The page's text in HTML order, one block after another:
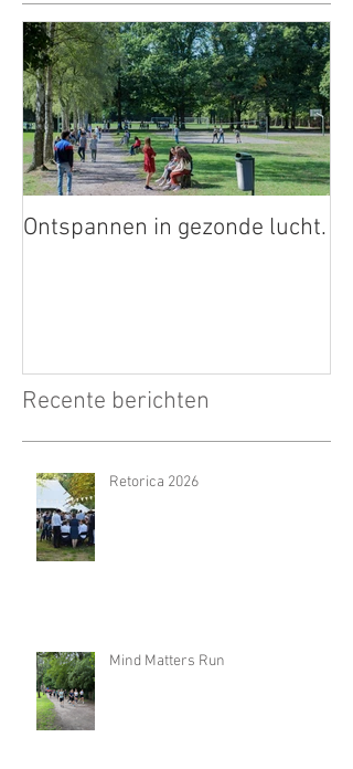
Ontspannen in gezonde lucht.
Recente berichten
Retorica 2026
Mind Matters Run